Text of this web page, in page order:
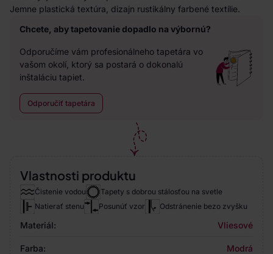
Jemne plastická textúra, dizajn rustikálny farbené textílie.
Chcete, aby tapetovanie dopadlo na výbornú?
Odporučíme vám profesionálneho tapetára vo
vašom okolí, ktorý sa postará o dokonalú
inštaláciu tapiet.
Odporučiť tapetára
Vlastnosti produktu
Čistenie vodou
Tapety s dobrou stálosťou na svetle
Natierať stenu
Posunúť vzor Odstránenie bezo zvyšku
Materiál: Vliesové
Farba: Modrá